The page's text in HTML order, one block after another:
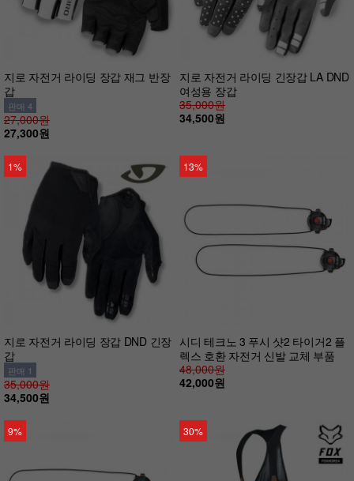
지로 자전거 라이딩 장갑 재그 반장
갑
판매 4
27,000원
27,300원
지로 자전거 라이딩 긴장갑 LA DND
여성용 장갑
35,000원
34,500원
1%
지로 자전거 라이딩 장갑 DND 긴장
갑
판매 1
35,000원
34,500원
13%
시디 테크노 3 푸시 샷2 타이거2 플
렉스 호환 자전거 신발 교체 부품
48,000원
42,000원
9% 30%